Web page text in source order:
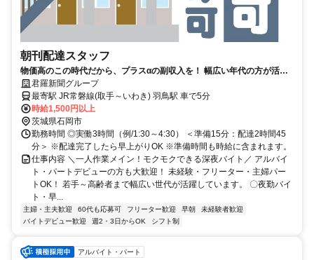
朝刊配達スタッフ
物価高のこの時代だから、プラスαの副収入を！ 幅広い年代の方が活躍
中 丁寧指導で未経験でも安心です！
君羅新聞グループ
最寄駅 JR常磐線(取手～いわき) 羽鳥駅 車で5分
時給1,500円以上
茨城県石岡市
勤務時間 ◎実働3時間（例/1:30～4:30） ＜準備15分：配達2時間45
分＞ ※配達完了したら早上がりOK ※準備時間も時給に含まれます。
仕事内容 ＼一人作業メイン！モクモクできる深夜バイト／ アルバイ
ト・パートデビューの方も大歓迎！ 未経験・フリーター・主婦パー
トOK！ 若手～高齢者まで幅広い世代が活躍しています。 〇夜勤バイ
ト・早...
主婦・主夫歓迎 60代も応募可 フリーター歓迎 早朝
未経験者歓迎
バイトデビュー歓迎
週2・3日からOK シフト制
アルバイト・パート